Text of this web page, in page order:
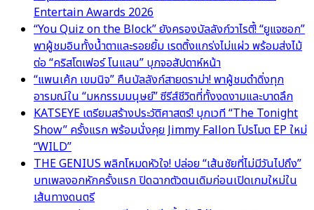
Entertain Awards 2026
“You Quiz on the Block” ยังครองบัลลังก์วาไรตี้! “ยูแจซอก”
พาผู้ชมอินทั้งน้ำตาและรอยยิ้ม เรตติ้งแกร่งไม่แผ่ว พร้อมส่งไม้
ต่อ “คริสโตเฟอร์ โนแลน” บุกจอสัปดาห์หน้า
“แพนเค้ก เขมนิจ” คืนบัลลังก์สายดราม่า! พาผู้ชมดำดิ่งทุก
อารมณ์ใน “มหกรรมมนุษย์” ซีรีส์ชีวิตที่ทั้งงดงามและบาดลึก
KATSEYE เตรียมสร้างประวัติศาสตร์! บุกเวที “The Tonight
Show” ครั้งแรก พร้อมนั่งคุย Jimmy Fallon โปรโมต EP ใหม่
“WILD”
THE GENIUS พลิกโหมดหัวใจ! ปล่อย “เส้นชัยที่ไม่มีวันไปถึง”
บทเพลงอกหักครั้งแรก ปิดฉากตัวตนเดิมก่อนเปิดเกมใหม่ใน
เส้นทางดนตรี